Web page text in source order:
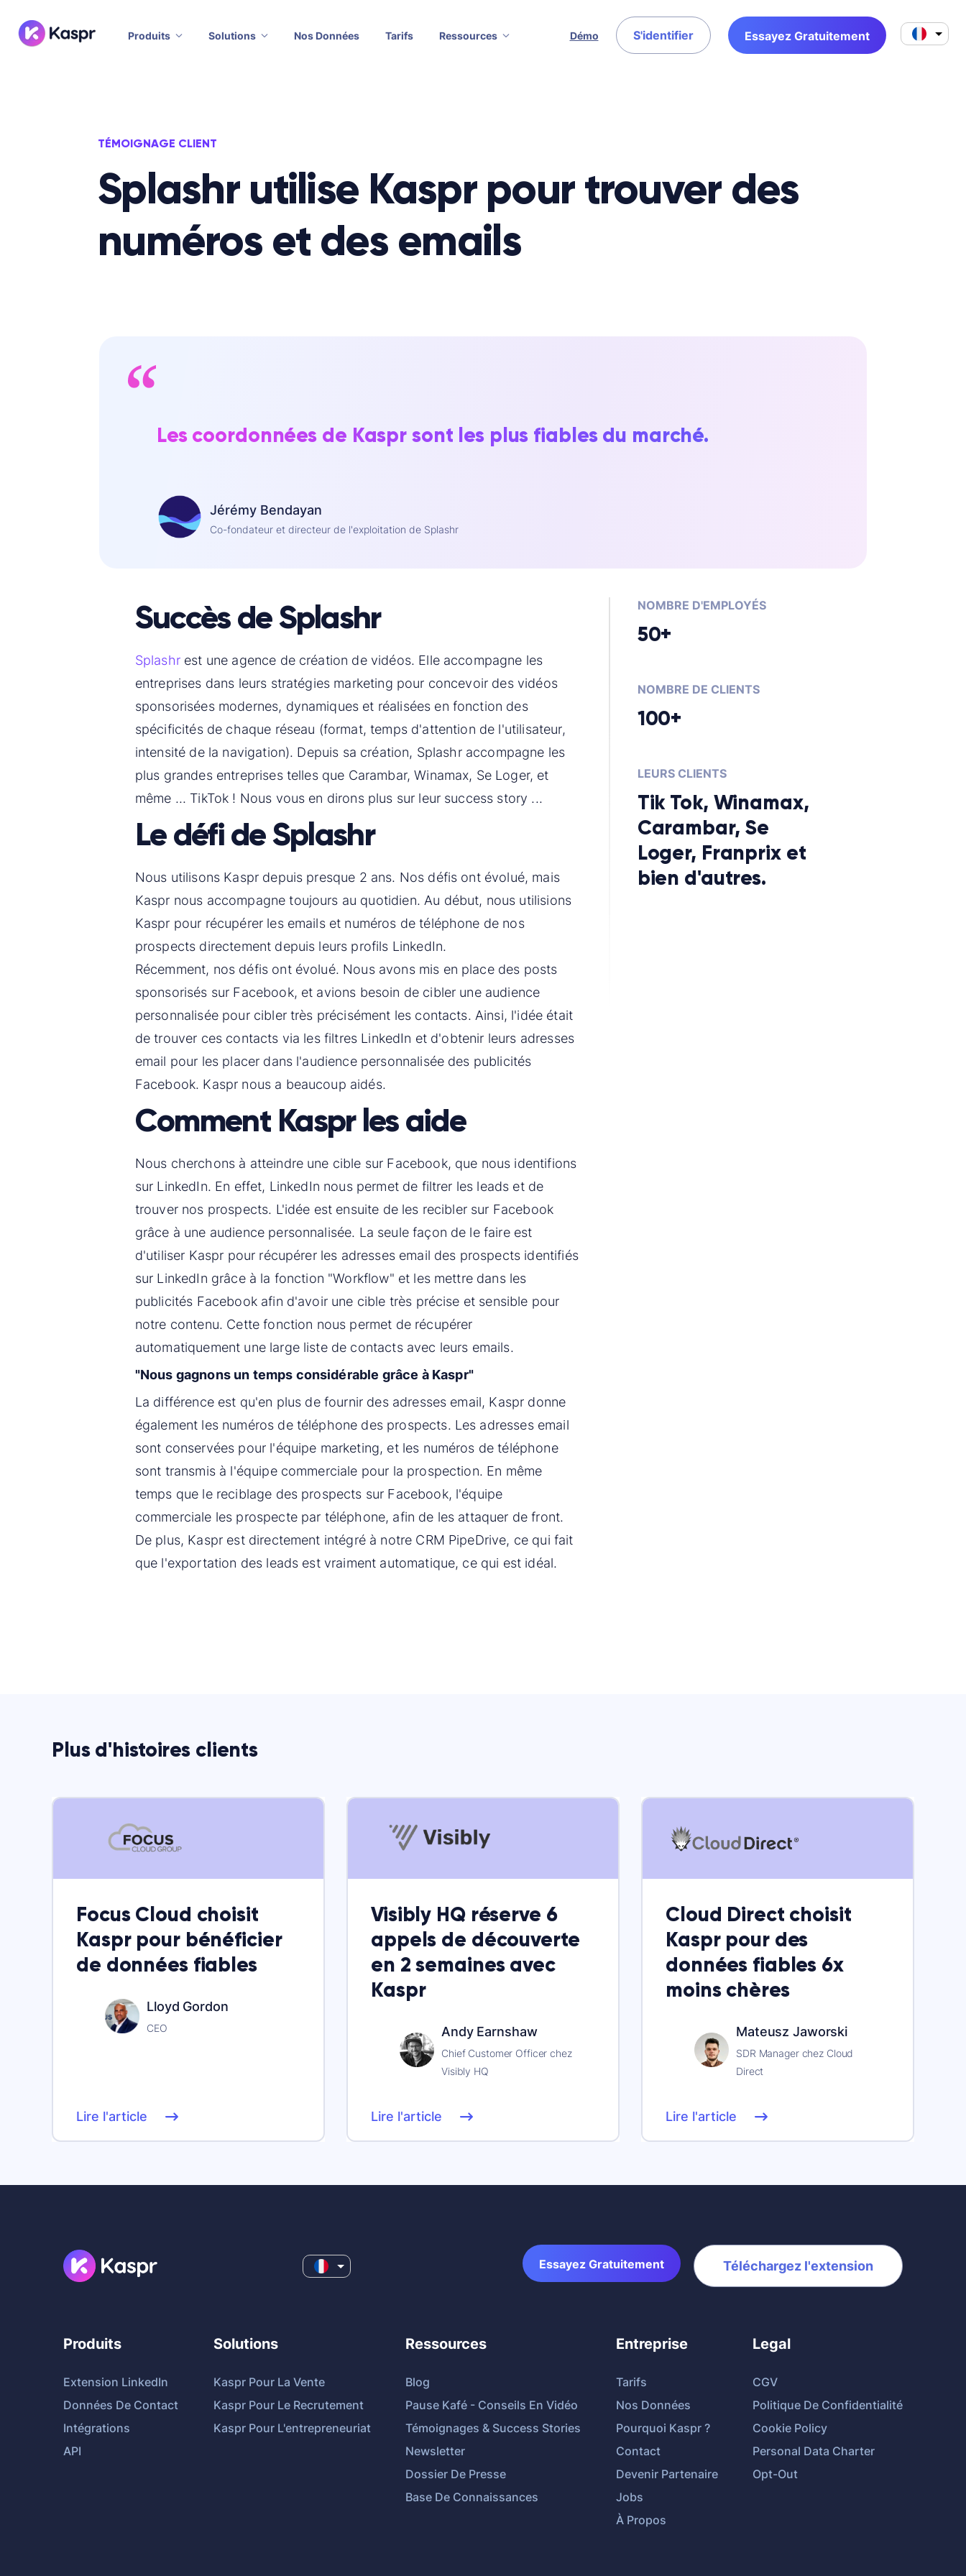
Produits Solutions Nos Données Tarifs Ressources Démo S'identifier Essayez Gratuitement
TÉMOIGNAGE CLIENT
Splashr utilise Kaspr pour trouver des
numéros et des emails
Les coordonnées de Kaspr sont les plus fiables du marché.
Jérémy Bendayan
Co-fondateur et directeur de l'exploitation de Splashr
Succès de Splashr
Splashr est une agence de création de vidéos. Elle accompagne les
entreprises dans leurs stratégies marketing pour concevoir des vidéos
sponsorisées modernes, dynamiques et réalisées en fonction des
spécificités de chaque réseau (format, temps d'attention de l'utilisateur,
intensité de la navigation). Depuis sa création, Splashr accompagne les
plus grandes entreprises telles que Carambar, Winamax, Se Loger, et
même ... TikTok ! Nous vous en dirons plus sur leur success story ...
Le défi de Splashr
Nous utilisons Kaspr depuis presque 2 ans. Nos défis ont évolué, mais
Kaspr nous accompagne toujours au quotidien. Au début, nous utilisions
Kaspr pour récupérer les emails et numéros de téléphone de nos
prospects directement depuis leurs profils LinkedIn.
Récemment, nos défis ont évolué. Nous avons mis en place des posts
sponsorisés sur Facebook, et avions besoin de cibler une audience
personnalisée pour cibler très précisément les contacts. Ainsi, l'idée était
de trouver ces contacts via les filtres LinkedIn et d'obtenir leurs adresses
email pour les placer dans l'audience personnalisée des publicités
Facebook. Kaspr nous a beaucoup aidés.
Comment Kaspr les aide
Nous cherchons à atteindre une cible sur Facebook, que nous identifions
sur LinkedIn. En effet, LinkedIn nous permet de filtrer les leads et de
trouver nos prospects. L'idée est ensuite de les recibler sur Facebook
grâce à une audience personnalisée. La seule façon de le faire est
d'utiliser Kaspr pour récupérer les adresses email des prospects identifiés
sur LinkedIn grâce à la fonction "Workflow" et les mettre dans les
publicités Facebook afin d'avoir une cible très précise et sensible pour
notre contenu. Cette fonction nous permet de récupérer
automatiquement une large liste de contacts avec leurs emails.
"Nous gagnons un temps considérable grâce à Kaspr"
La différence est qu'en plus de fournir des adresses email, Kaspr donne
également les numéros de téléphone des prospects. Les adresses email
sont conservées pour l'équipe marketing, et les numéros de téléphone
sont transmis à l'équipe commerciale pour la prospection. En même
temps que le reciblage des prospects sur Facebook, l'équipe
commerciale les prospecte par téléphone, afin de les attaquer de front.
De plus, Kaspr est directement intégré à notre CRM PipeDrive, ce qui fait
que l'exportation des leads est vraiment automatique, ce qui est idéal.
NOMBRE D'EMPLOYÉS
50+
NOMBRE DE CLIENTS
100+
LEURS CLIENTS
Tik Tok, Winamax,
Carambar, Se
Loger, Franprix et
bien d'autres.
Plus d'histoires clients
Focus Cloud choisit
Kaspr pour bénéficier
de données fiables
Lloyd Gordon
CEO
Lire l'article
Visibly HQ réserve 6
appels de découverte
en 2 semaines avec
Kaspr
Andy Earnshaw
Chief Customer Officer chez
Visibly HQ
Lire l'article
Cloud Direct choisit
Kaspr pour des
données fiables 6x
moins chères
Mateusz Jaworski
SDR Manager chez Cloud
Direct
Lire l'article
Essayez Gratuitement Téléchargez l'extension
Produits
Extension LinkedIn
Données De Contact
Intégrations
API
Solutions
Kaspr Pour La Vente
Kaspr Pour Le Recrutement
Kaspr Pour L'entrepreneuriat
Ressources
Blog
Pause Kafé - Conseils En Vidéo
Témoignages & Success Stories
Newsletter
Dossier De Presse
Base De Connaissances
Entreprise
Tarifs
Nos Données
Pourquoi Kaspr ?
Contact
Devenir Partenaire
Jobs
À Propos
Legal
CGV
Politique De Confidentialité
Cookie Policy
Personal Data Charter
Opt-Out